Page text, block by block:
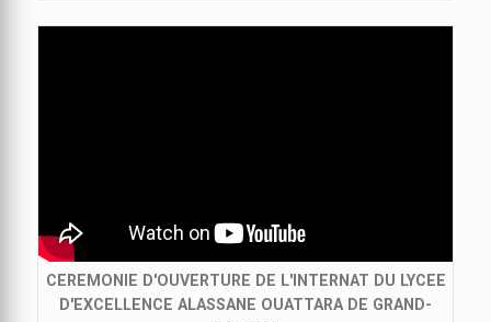
CEREMONIE D'OUVERTURE DE L'INTERNAT DU LYCEE
D'EXCELLENCE ALASSANE OUATTARA DE GRAND-